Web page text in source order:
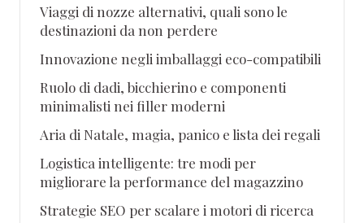
Viaggi di nozze alternativi, quali sono le
destinazioni da non perdere
Innovazione negli imballaggi eco-compatibili
Ruolo di dadi, bicchierino e componenti
minimalisti nei filler moderni
Aria di Natale, magia, panico e lista dei regali
Logistica intelligente: tre modi per
migliorare la performance del magazzino
Strategie SEO per scalare i motori di ricerca